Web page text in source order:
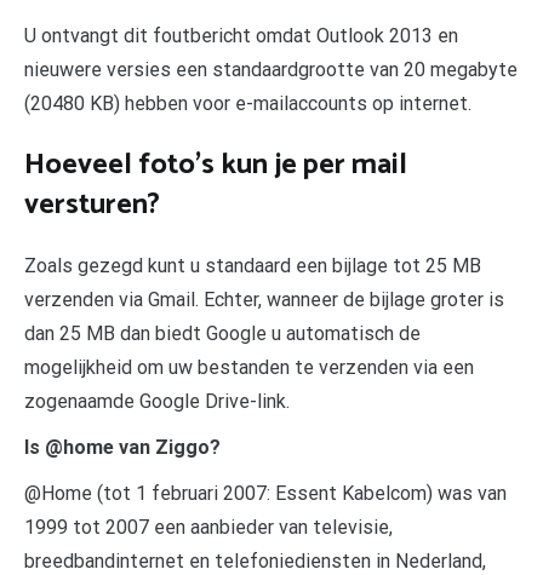
U ontvangt dit foutbericht omdat Outlook 2013 en
nieuwere versies een standaardgrootte van 20 megabyte
(20480 KB) hebben voor e-mailaccounts op internet.
Hoeveel foto’s kun je per mail
versturen?
Zoals gezegd kunt u standaard een bijlage tot 25 MB
verzenden via Gmail. Echter, wanneer de bijlage groter is
dan 25 MB dan biedt Google u automatisch de
mogelijkheid om uw bestanden te verzenden via een
zogenaamde Google Drive-link.
Is @home van Ziggo?
@Home (tot 1 februari 2007: Essent Kabelcom) was van
1999 tot 2007 een aanbieder van televisie,
breedbandinternet en telefoniediensten in Nederland,